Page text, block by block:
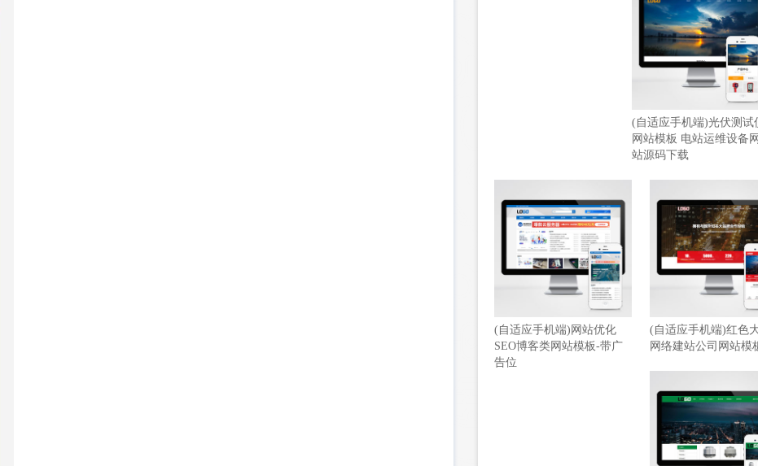
(自适应手机端)光伏测试
网站模板 电站运维设备
站源码下载
(自适应手机端)红色
网络建站公司网站模
(自适应手机端)网站优化
SEO博客类网站模板-带广
告位